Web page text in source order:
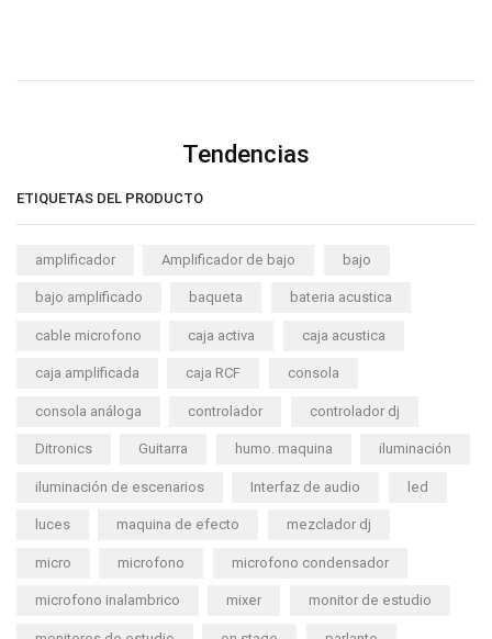
Tendencias
ETIQUETAS DEL PRODUCTO
amplificador Amplificador de bajo bajo
bajo amplificado baqueta bateria acustica
cable microfono caja activa caja acustica
caja amplificada caja RCF consola
consola análoga controlador controlador dj
Ditronics Guitarra humo. maquina iluminación
iluminación de escenarios Interfaz de audio led
luces maquina de efecto mezclador dj
micro microfono microfono condensador
microfono inalambrico mixer monitor de estudio